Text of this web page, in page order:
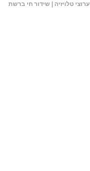
ערוצי טלויזיה | שידור חי ברשת